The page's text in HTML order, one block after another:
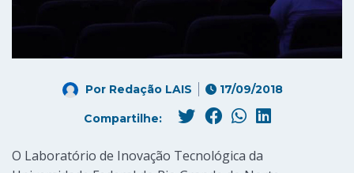
Por Redação LAIS 17/09/2018
Compartilhe:
O Laboratório de Inovação Tecnológica da